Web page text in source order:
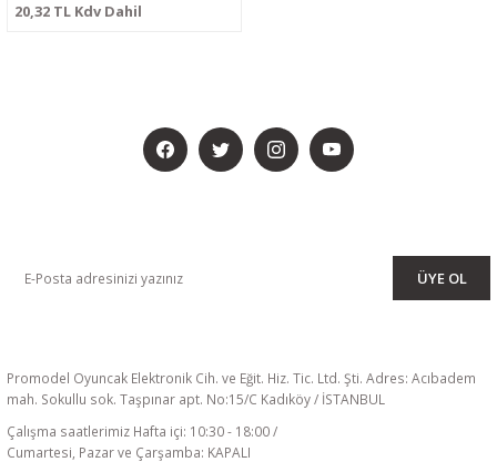
20,32 TL Kdv Dahil
ÜYE OL
Promodel Oyuncak Elektronik Cih. ve Eğit. Hiz. Tic. Ltd. Şti. Adres: Acıbadem
mah. Sokullu sok. Taşpınar apt. No:15/C Kadıköy / İSTANBUL
Çalışma saatlerimiz Hafta içi: 10:30 - 18:00 /
Cumartesi, Pazar ve Çarşamba: KAPALI